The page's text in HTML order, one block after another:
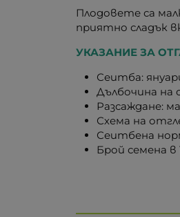
Плодовете са
приятно сладък
УКАЗАНИЕ ЗА
Сеитба:
Дълбочина на
Разсаждане:
Схема на
Сеитбена
Брой семена в